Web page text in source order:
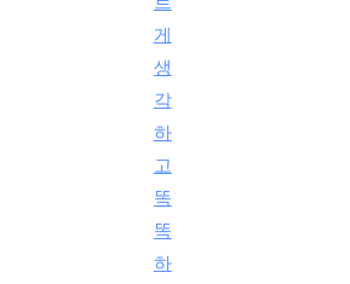
게
생
각
하
고
똑
똑
하